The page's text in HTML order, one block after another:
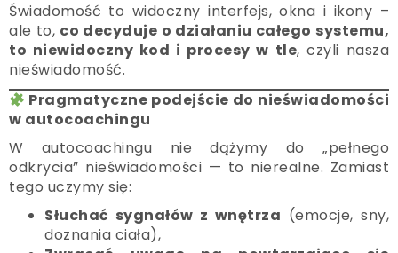
Świadomość to widoczny interfejs, okna i ikony –
ale to, co decyduje o działaniu całego systemu,
to niewidoczny kod i procesy w tle, czyli nasza
nieświadomość.
Pragmatyczne podejście do nieświadomości
w autocoachingu
W autocoachingu nie dążymy do „pełnego
odkrycia” nieświadomości — to nierealne. Zamiast
tego uczymy się:
Słuchać sygnałów z wnętrza (emocje, sny,
doznania ciała),